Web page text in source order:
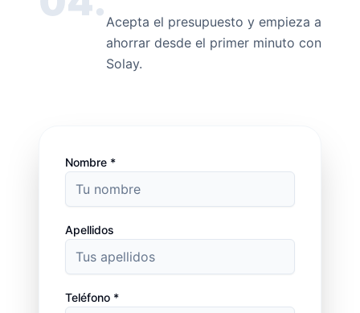
Acepta el presupuesto y empieza a
ahorrar desde el primer minuto con
Solay.
Nombre *
Apellidos
Teléfono *